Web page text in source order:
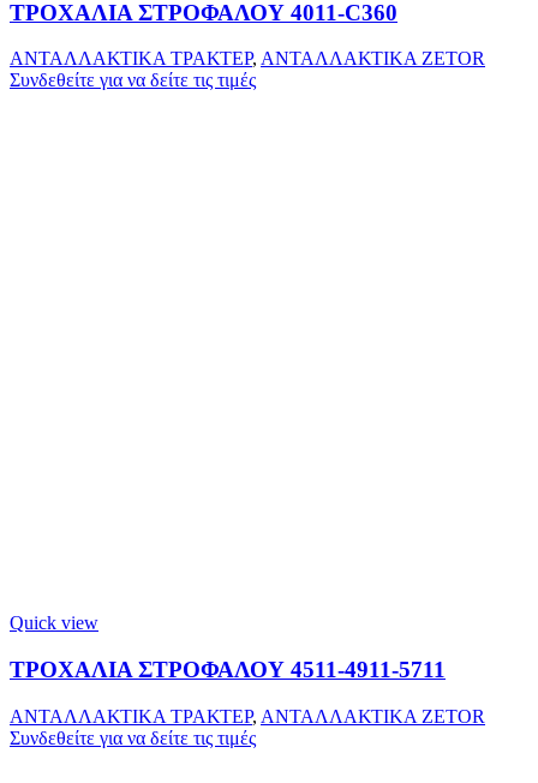
ΤΡΟΧΑΛΙΑ ΣΤΡΟΦΑΛΟΥ 4011-C360
ΑΝΤΑΛΛΑΚΤΙΚΑ ΤΡΑΚΤΕΡ, ΑΝΤΑΛΛΑΚΤΙΚΑ ZETOR
Συνδεθείτε για να δείτε τις τιμές
Quick view
ΤΡΟΧΑΛΙΑ ΣΤΡΟΦΑΛΟΥ 4511-4911-5711
ΑΝΤΑΛΛΑΚΤΙΚΑ ΤΡΑΚΤΕΡ, ΑΝΤΑΛΛΑΚΤΙΚΑ ZETOR
Συνδεθείτε για να δείτε τις τιμές